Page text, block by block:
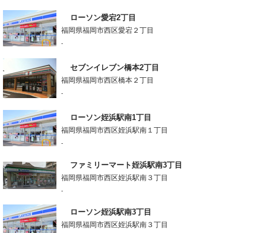
ローソン愛宕2丁目
福岡県福岡市西区愛宕２丁目
-
セブンイレブン橋本2丁目
福岡県福岡市西区橋本２丁目
-
ローソン姪浜駅南1丁目
福岡県福岡市西区姪浜駅南１丁目
-
ファミリーマート姪浜駅南3丁目
福岡県福岡市西区姪浜駅南３丁目
-
ローソン姪浜駅南3丁目
福岡県福岡市西区姪浜駅南３丁目